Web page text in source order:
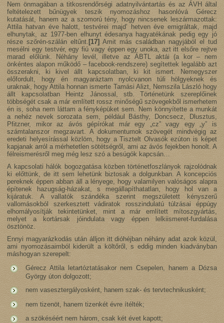
Nem önmagában a titkosrendőrségi adatnyilvántartás és az ÁVH által
feltételezett bűnügyek teszik nyomozáshoz hasonlóvá Gérecz
kutatását, hanem az a szomorú tény, hogy nincsenek leszármazottak:
Attila hatvan éve halott, testvérei majd’ hetven éve emigráltak, majd
elhunytak, az 1977-ben elhunyt édesanya hagyatékának pedig egy jó
része szőrén-szálán eltűnt. [17] Amit más családban nagyjából el tud
mesélni egy testvér, egy fiú vagy éppen egy unoka, azt itt elsőre rejtve
marad előlünk. Néhány levél, illetve az ÁBTL aktái (a kor – nem
önkéntes alapon működő – facebook-rendszere) segítettek legalább azt
összerakni, ki kivel állt kapcsolatban, ki kit ismert. Nemegyszer
előfordult, hogy én magyaráztam nyolcvanon túli hölgyeknek és
uraknak, hogy Attila honnan ismerte Tamási Alizt, Nemszila László hogy
állt kapcsolatban Heintz Jánossal, stb. Történetünk szereplőinek
többségét csak a már említett rossz minőségű szövegekből ismerhetem
én is, soha nem láttam a fényképüket sem. Nem könnyítette a munkát
a nehéz nevek sorozata sem, például Básthy, Doncsecz, Dlusztus,
Pfitzner, mikor az ávós gépírókat már egy „cz” vagy egy „y” is
számtalanszor megzavart. A dokumentumok szövegét mindvégig az
eredeti helyesírással közlöm, hogy a Tisztelt Olvasók ezúton is képet
kapjanak arról a mérhetetlen sötétségről, ami az ávós fejekben honolt. A
félreismerésről meg még lesz szó a besúgók kapcsán…
A kapcsolati hálók bogozgatása közben történetfoszlányok rajzolódnak
ki előttünk, de itt sem lehetünk biztosak a dolgunkban. A koncepciós
pereknek éppen abban áll a lényege, hogy valamilyen valóságos alapra
építenek hazugság-házakat, s megállapíthatatlan, hogy hol van a
kijáratuk. A vallatók szándéka szerint megszületett kényszerű
vallomásokból szerkesztett vádiratok rosszindulatú túlzásai éppúgy
elhomályosítják tekintetünket, mint a már említett mítoszgyártás,
melyet a kortársak jóindulata vagy éppen lelkiismeret-furdalása
ösztönöz.
Ennyi magyarázkodás után álljon itt dióhéjban néhány adat azok közül,
ami nyomozásaimból kiderült a költőről, s eddig minden kiadványban
máshogyan szerepelt:
Gérecz Attila letartóztatásakor nem Csepelen, hanem a Dózsa
György úton dolgozott;
nem vasesztergályosként, hanem szak- és tervtechnikusként;
nem tizenöt, hanem tizenkét évre ítélték;
a szökéséért nem három, csak két évet kapott;